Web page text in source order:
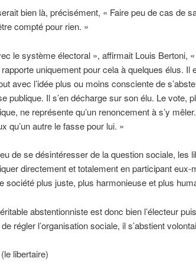
bien là, précisément, « Faire peu de cas de
compté pour rien. »
le système électoral », affirmait Louis Bertoni,
rapporte uniquement pour cela à quelques élus. Il
avec l’idée plus ou moins consciente de
publique. Il s’en décharge sur son élu. Le vote,
ne représente qu’un renoncement à s’y
qu’un autre le fasse pour lui. »
de se désintéresser de la question sociale, les
directement et totalement en participant
société plus juste, plus harmonieuse et plus
abstentionniste est donc bien l’électeur
régler l’organisation sociale, il s’abstient
libertaire)